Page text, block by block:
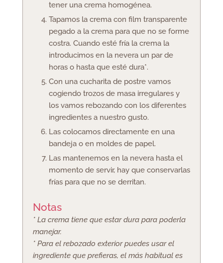
tener una crema homogénea.
Tapamos la crema con film transparente
pegado a la crema para que no se forme
costra. Cuando esté fría la crema la
introducimos en la nevera un par de
horas o hasta que esté dura*.
Con una cucharita de postre vamos
cogiendo trozos de masa irregulares y
los vamos rebozando con los diferentes
ingredientes a nuestro gusto.
Las colocamos directamente en una
bandeja o en moldes de papel.
Las mantenemos en la nevera hasta el
momento de servir, hay que conservarlas
frías para que no se derritan.
Notas
* La crema tiene que estar dura para poderla
manejar.
* Para el rebozado exterior puedes usar el
ingrediente que prefieras, el más habitual es